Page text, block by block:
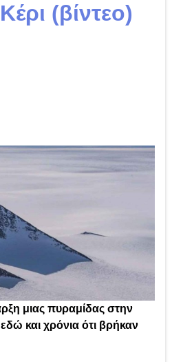
(βίντεο)
μιας πυραμίδας στην
και χρόνια ότι βρήκαν